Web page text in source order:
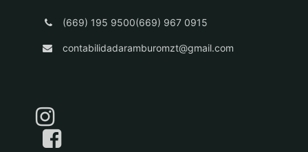
(669) 195 9500(669) 967 0915
contabilidadaramburomzt@gmail.com